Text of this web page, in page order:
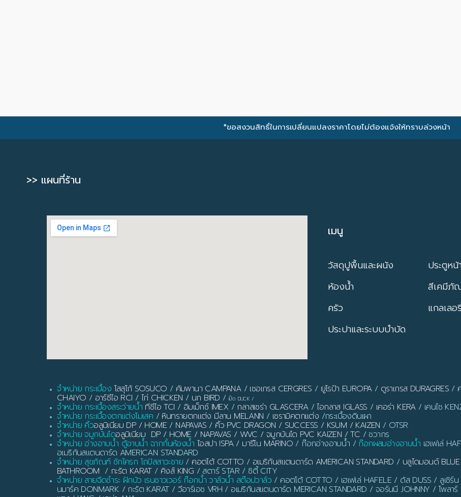
*ขอสงวนสิทธิ์ในการเปลี่ยนแปลงราคาโดยไม่ต้องแจ้งให้ทราบล่วงหน้า
>> แผนที่ร้าน
เมนู
วัสดุปูพื้นและผนัง
ห้องน้ำ
ครัว
ประปาและระบบบำบัด
ประตูหน้
สีเคมีภั
แกลเลอ
จำหน่าย กระเบื้อง โสสุโก้ SOSUCO / คัมพานา CAMPANA/ เซอเกรส CERGRES / ยูโรป้า EUROPA/ ดูราเกรส DURAGRES /
CHAIYO / อาร์ซีไอ RCI / ไก่ CHICKEN / นก BIRD / เป็ด DUCK /
จำหน่าย กระเบื้องสระว่ายน้ำ ทีซีไอ TCI / อิมเม็กซ์ IMEX/ กลาสเซร่า GLASCERA/ไอกลาส IGLASS / เคอร่า KERA/ เคนไซ
จำหน่าย กระเบื้องตกแต่งโมเสค / หินทรายตกแต่ง มีลาน MELANN / เซรามิคตกแต่ง /กระเบื้องดินเผา
จำหน่าย คิ้วอลูมิเนียม DP / HOME / NAPAVAS / คิ้ว PVC DRAGON / SUCCESS / KSUM / KAIZEN / OTSR
จำหน่าย จมูกบันไดอลูมิเนียม DP / HOME / NAPAVAS / WVC / จมูกบันได PVC KAIZEN / TC / ชวากร
จำหน่าย อ่างอาบน้ำ ตู้อาบน้ำ ฉากกั้นห้องน้ำ ไอสปา ISPA / มารีโน MARINO / ก๊อกอ่างอาบน้ำ / ก๊อกผสมอ่างอาบน้ำ เฮเฟเล่
อเมริกันสแตนดาร์ด AMERICAN STANDARD
จำหน่าย สุขภัณฑ์ ชักโครก โถปัสสาวะชาย / คอตโต้ COTTO / อเมริกันสแตนดาร์ด AMERICAN STANDARD / บลูไดมอนด์
BATHROOM / กะรัต KARAT/ คิงส์ KING / สตาร์ STAR / ซิตี้ CITY
จำหน่าย สายฉีดชำระ ฝักบัว เรนชาวเวอร์ ก๊อกน้ำ วาล์วน้ำ สต๊อปวาล์ว / คอตโต้ COTTO / เฮเฟเล่ HAFELE / ดัส DUSS / ลูเซิ
นมาร์ค DONMARK / กะรัต KARAT / วีอาร์เอช VRH / อเมริกันสแตนดาร์ด MERICAN STANDARD / จอร์นนี JOHNNY / โพ